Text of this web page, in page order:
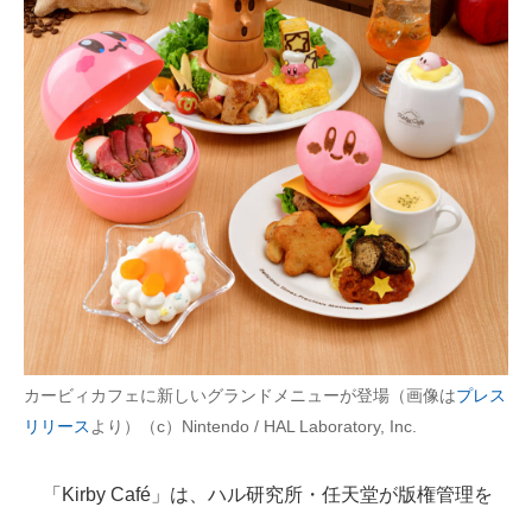
経営リーダーのコミュニティ
マーケ×ITの今がよく分かる
ITエンジニア向け専門サイト
企業向けIT製品の総合サイト
IT製品の技術・比較・事例
製造業のIT導入・活用を支援
モノづくり技術者専門サイト
エレクトロニクス専門サイト
電子設計の基本と応用
エネルギーの専門メディア
カービィカフェに新しいグランドメニューが登場（画像はプレス
リリース より）（c）Nintendo / HAL Laboratory, Inc.
「Kirby Café」は、ハル研究所・任天堂が版権管理を